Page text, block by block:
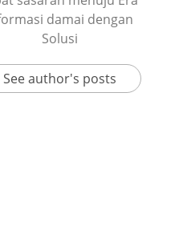
damai dengan
Solusi
See author's posts